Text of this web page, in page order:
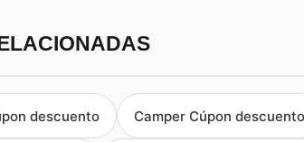
descuento Camper Cúpon descuento